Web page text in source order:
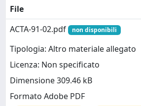
File
ACTA-91-02.pdf
non disponibili
Tipologia: Altro materiale allegato
Licenza: Non specificato
Dimensione 309.46 kB
Formato Adobe PDF